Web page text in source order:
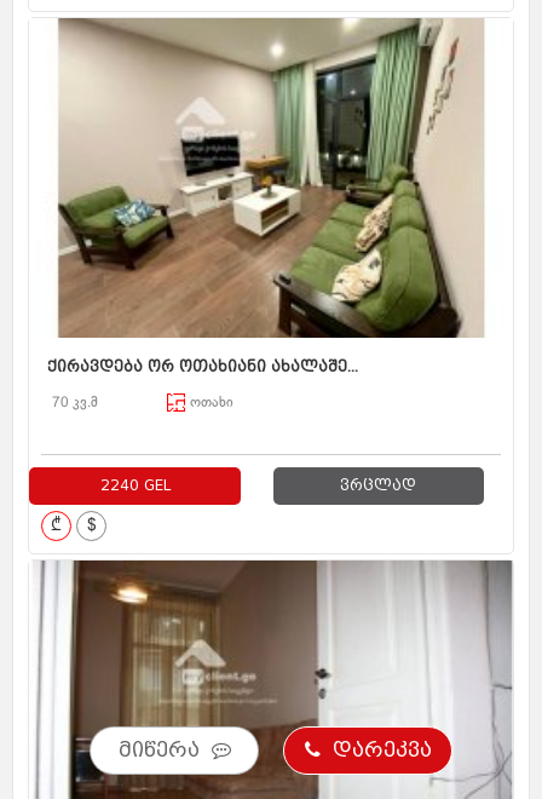
ქირავდება ორ ოთახიანი ახალაშე...
70 კვ.მ ოთახი
2240 GEL ვრცლად
₾ $
მიწერა დარეკვა